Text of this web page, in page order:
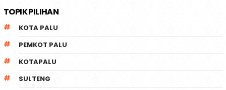
TOPIK PILIHAN
KOTA PALU
PEMKOT PALU
KOTAPALU
SULTENG